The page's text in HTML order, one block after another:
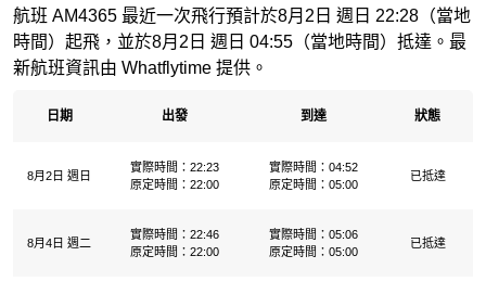
航班 AM4365 最近一次飛行預計於8月2日 週日 22:28（當地
時間）起飛，並於8月2日 週日 04:55（當地時間）抵達。最
新航班資訊由 Whatflytime 提供。
日期 出發 到達 狀態
8月2日 週日
實際時間：22:23
原定時間：22:00
實際時間：04:52
原定時間：05:00
已抵達
8月4日 週二
實際時間：22:46
原定時間：22:00
實際時間：05:06
原定時間：05:00
已抵達